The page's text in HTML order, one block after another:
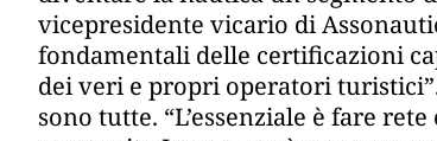
vicepresidente vicario di
fondamentali delle certificazioni
dei veri e propri operatori
sono tutte. “L’essenziale è fare